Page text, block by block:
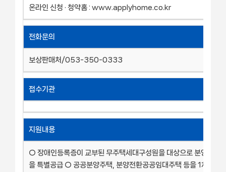
온라인 신청 · 청약홈 : www.applyhome.co.kr
전화문의
보상판매처/053-350-0333
접수기관
지원내용
○ 장애인등록증이 교부된 무주택세대구성원을 대상으로 분양 및 임
을 특별공급 ○ 공공분양주택, 분양전환공공임대주택 등을 1차례 해